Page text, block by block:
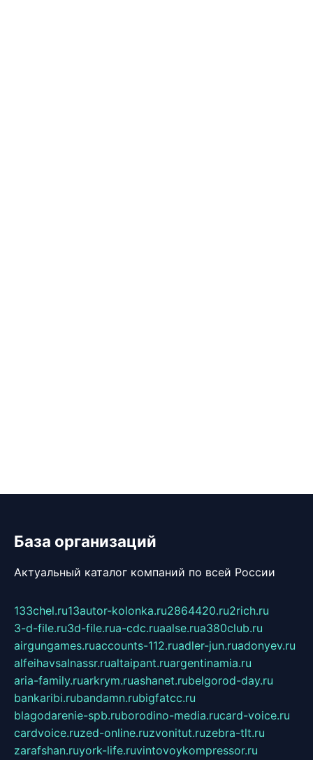
База организаций
Актуальный каталог компаний по всей России
133chel.ru13autor-kolonka.ru2864420.ru2rich.ru
3-d-file.ru3d-file.rua-cdc.ruaalse.rua380club.ru
airgungames.ruaccounts-112.ruadler-jun.ruadonyev.ru
alfeihavsalnassr.rualtaipant.ruargentinamia.ru
aria-family.ruarkrym.ruashanet.rubelgorod-day.ru
bankaribi.rubandamn.rubigfatcc.ru
blagodarenie-spb.ruborodino-media.rucard-voice.ru
cardvoice.ruzed-online.ruzvonitut.ruzebra-tlt.ru
zarafshan.ruyork-life.ruvintovoykompressor.ru